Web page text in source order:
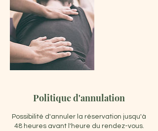
Politique d'annulation
Possibilité d'annuler la réservation jusqu'à
48 heures avant l'heure du rendez-vous.